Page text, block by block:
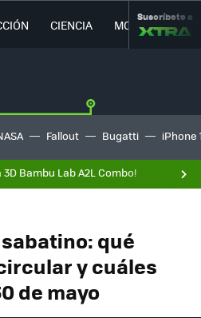
CIENCIA MOVILIDAD
Suscríbete a
Fallout Bugatti iPhone
Bambu Lab A2L Combo!
qué
y cuáles
de mayo